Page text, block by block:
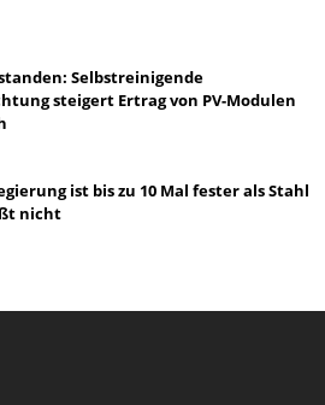
Selbstreinigende
steigert Ertrag von PV-Modulen
ist bis zu 10 Mal fester als Stahl
nicht